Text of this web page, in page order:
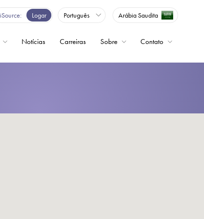
iSource Logar Português Arábia Saudita
Notícias Carreiras Sobre Contato